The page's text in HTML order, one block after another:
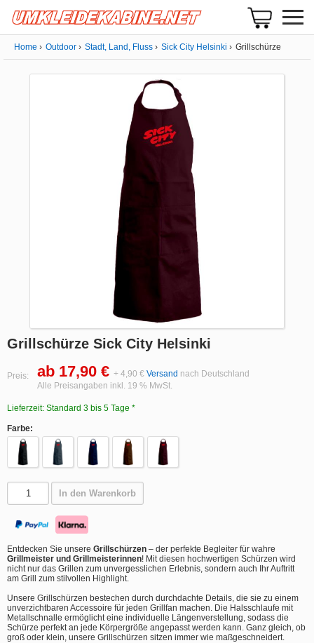
Home Outdoor Stadt, Land, Fluss Sick City Helsinki Grillschürze
Grillschürze Sick City Helsinki
Preis: ab 17,90 € + 4,90 € Versand nach Deutschland
Alle Preisangaben inkl. 19 % MwSt.
Lieferzeit: Standard 3 bis 5 Tage *
Farbe:
In den Warenkorb
Entdecken Sie unsere Grillschürzen – der perfekte Begleiter für wahre
Grillmeister und Grillmeisterinnen! Mit diesen hochwertigen Schürzen wird
nicht nur das Grillen zum unvergesslichen Erlebnis, sondern auch Ihr Auftritt
am Grill zum stilvollen Highlight.
Unsere Grillschürzen bestechen durch durchdachte Details, die sie zu einem
unverzichtbaren Accessoire für jeden Grillfan machen. Die Halsschlaufe mit
Metallschnalle ermöglicht eine individuelle Längenverstellung, sodass die
Schürze perfekt an jede Körpergröße angepasst werden kann. Ganz gleich, ob
groß oder klein, unsere Grillschürzen sitzen immer wie maßgeschneidert.